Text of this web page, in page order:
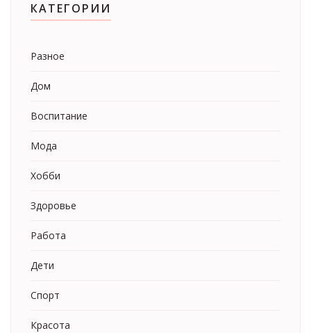
КАТЕГОРИИ
Разное
Дом
Воспитание
Мода
Хобби
Здоровье
Работа
Дети
Спорт
Красота